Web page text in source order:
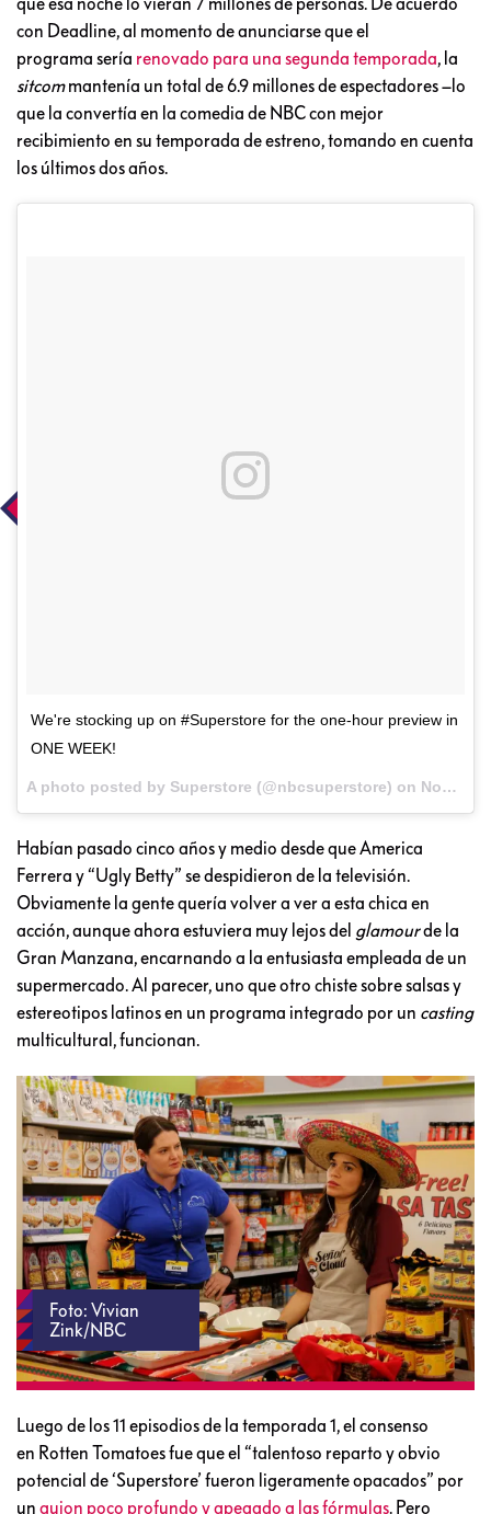
con Deadline, al momento de anunciarse que el
programa sería renovado para una segunda temporada, la
sitcommantenía un total de 6.9 millones de espectadores –lo
que la convertía en la comedia de NBC con mejor
recibimiento en su temporada de estreno, tomando en cuenta
los últimos dos años.
We're stocking up on #Superstore for the one-hour preview in
ONE WEEK!
A photo posted by Superstore (@nbcsuperstore) on Nov 23, 2015 at 4:16pm PST
Habían pasado cinco años y medio desde que America
Ferrera y “Ugly Betty” se despidieron de la televisión.
Obviamente la gente quería volver a ver a esta chica en
acción, aunque ahora estuviera muy lejos del glamourde la
Gran Manzana, encarnando a la entusiasta empleada de un
supermercado. Al parecer, uno que otro chiste sobre salsas y
estereotipos latinos en un programa integrado por un casting
multicultural, funcionan.
Foto: Vivian
Zink/NBC
Luego de los 11 episodios de la temporada 1, el consenso
en Rotten Tomatoes fue que el “talentoso reparto y obvio
potencial de ‘Superstore’ fueron ligeramente opacados” por
un guion poco profundo y apegado a las fórmulas. Pero